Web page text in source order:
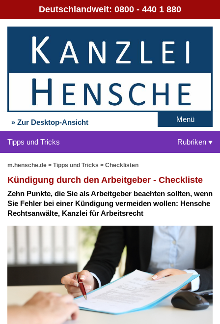
Deutschlandweit: 0800 - 440 1 880
» Zur Desktop-Ansicht Menü
Tipps und Tricks Rubriken
m.hensche.de > Tipps und Tricks > Checklisten
Kün­di­gung durch den Ar­beit­ge­ber - Check­lis­te
Zehn Punk­te, die Sie als Ar­beit­ge­ber be­ach­ten soll­ten, wenn
Sie Feh­ler bei ei­ner Kün­di­gung ver­mei­den wol­len: Hen­sche
Rechts­an­wäl­te, Kanz­lei für Ar­beits­recht